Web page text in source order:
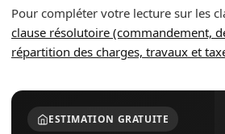
Pour compléter votre lecture sur les
clause résolutoire (commandement,
répartition des charges, travaux et
ESTIMATION GRATUITE